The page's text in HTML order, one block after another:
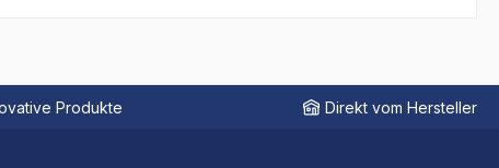
Produkte Direkt vom Hersteller